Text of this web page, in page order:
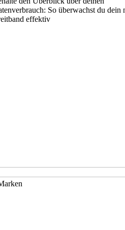
So überwachst du dein
effektiv